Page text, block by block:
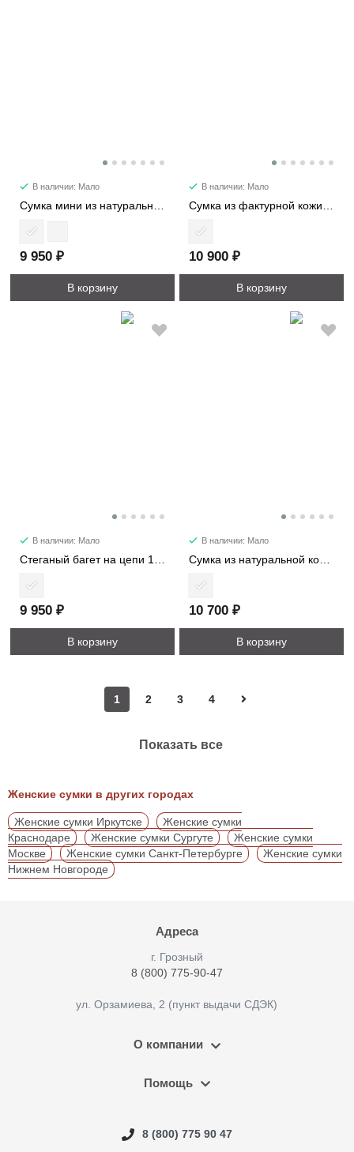
В наличии: Мало
9 950 ₽
В корзину
В наличии: Мало
10 900 ₽
В корзину
В наличии: Мало
Стеганый багет на цепи 1502
9 950 ₽
В корзину
В наличии: Мало
Сумка из натуральной кожи 9214
10 700 ₽
В корзину
1 2 3 4
Показать все
Женские сумки в других городах
Женские сумки Иркутске
Женские сумки
Краснодаре
Женские сумки Сургуте
Женские сумки
Москве
Женские сумки Санкт-Петербурге
Женские сумки
Нижнем Новгороде
Адреса
г. Грозный
8 (800) 775-90-47
ул. Орзамиева, 2 (пункт выдачи СДЭК)
О компании
Помощь
8 (800) 775 90 47